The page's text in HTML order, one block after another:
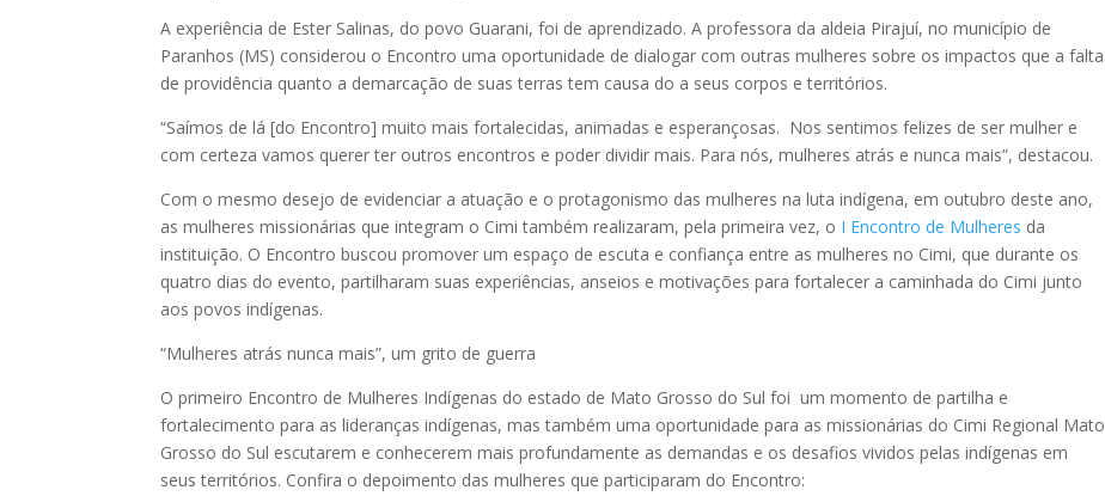
A experiência de Ester Salinas, do povo Guarani, foi de aprendizado. A professora da aldeia Pirajuí, no município de
Paranhos (MS) considerou o Encontro uma oportunidade de dialogar com outras mulheres sobre os impactos que a falta
de providência quanto a demarcação de suas terras tem causa do a seus corpos e territórios.
“Saímos de lá [do Encontro] muito mais fortalecidas, animadas e esperançosas. Nos sentimos felizes de ser mulher e
com certeza vamos querer ter outros encontros e poder dividir mais. Para nós, mulheres atrás e nunca mais”, destacou.
Com o mesmo desejo de evidenciar a atuação e o protagonismo das mulheres na luta indígena, em outubro deste ano,
as mulheres missionárias que integram o Cimi também realizaram, pela primeira vez, o I Encontro de Mulheres da
instituição. O Encontro buscou promover um espaço de escuta e confiança entre as mulheres no Cimi, que durante os
quatro dias do evento, partilharam suas experiências, anseios e motivações para fortalecer a caminhada do Cimi junto
aos povos indígenas.
“Mulheres atrás nunca mais”, um grito de guerra
O primeiro Encontro de Mulheres Indígenas do estado de Mato Grosso do Sul foi um momento de partilha e
fortalecimento para as lideranças indígenas, mas também uma oportunidade para as missionárias do Cimi Regional Mato
Grosso do Sul escutarem e conhecerem mais profundamente as demandas e os desafios vividos pelas indígenas em
seus territórios. Confira o depoimento das mulheres que participaram do Encontro: